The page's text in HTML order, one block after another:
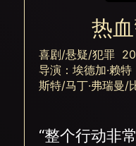
热
喜剧/悬疑/犯罪
导演：埃德加·赖
斯特/马丁·弗瑞曼/
“整个行动非